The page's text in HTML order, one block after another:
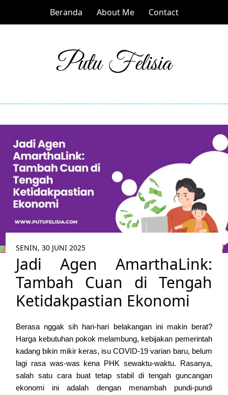
Beranda About Me Contact
Putu Felisia
SENIN, 30 JUNI 2025
Jadi Agen AmarthaLink:
Tambah Cuan di Tengah
Ketidakpastian Ekonomi
Berasa nggak sih hari-hari belakangan ini makin berat?
Harga kebutuhan pokok melambung, kebijakan pemerintah
kadang bikin mikir keras, isu COVID-19 varian baru, belum
lagi rasa was-was kena PHK sewaktu-waktu. Rasanya,
salah satu cara buat tetap stabil di tengah guncangan
ekonomi ini adalah dengan menambah pundi-pundi